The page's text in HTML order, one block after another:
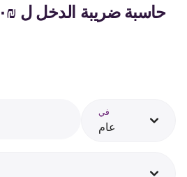
في
عام